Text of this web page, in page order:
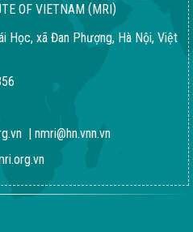
ngọt 198
06:14:37 PM
OF VIETNAM (MRI)
Học, xã Đan Phượng, Hà Nội, Việt
| nmri@hn.vnn.vn